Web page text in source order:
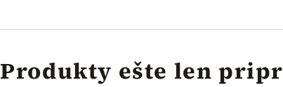
Produkty ešte len